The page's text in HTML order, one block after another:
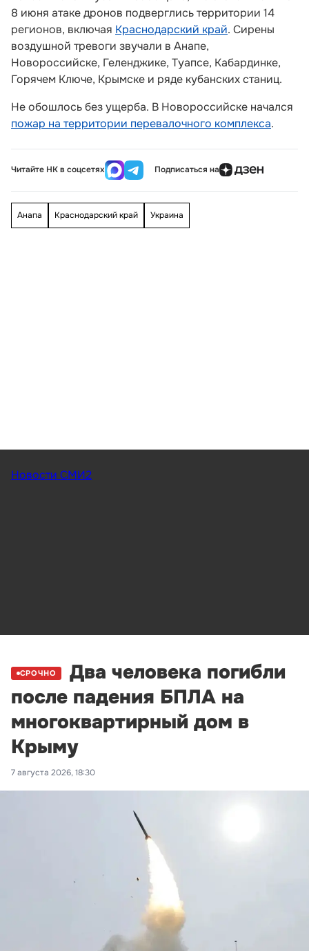
8 июня атаке дронов подверглись территории 14
регионов, включая Краснодарский край. Сирены
воздушной тревоги звучали в Анапе,
Новороссийске, Геленджике, Туапсе, Кабардинке,
Горячем Ключе, Крымске и ряде кубанских станиц.
Не обошлось без ущерба. В Новороссийске начался
пожар на территории перевалочного комплекса.
Читайте НК в соцсетях Подписаться на
Анапа Краснодарский край Украина
Новости СМИ2
СРОЧНО
Два человека погибли
после падения БПЛА на
многоквартирный дом в
Крыму
7 августа 2026, 18:30